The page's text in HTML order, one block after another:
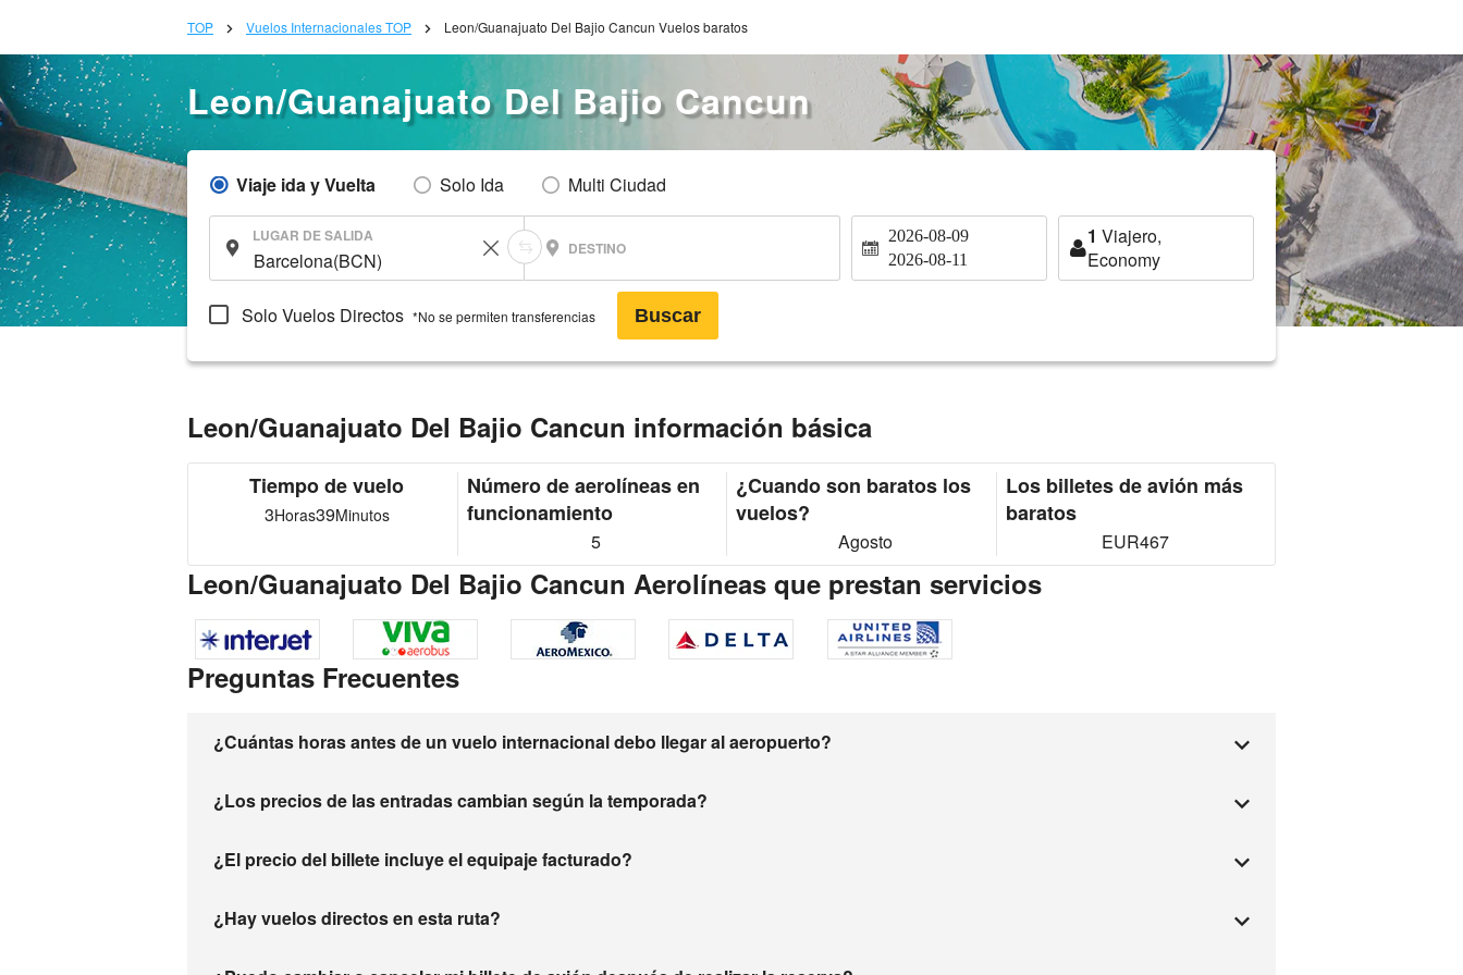
TOP Vuelos Internacionales TOP Leon/Guanajuato Del Bajio Cancun Vuelos baratos
Leon/Guanajuato Del Bajio Cancun
Viaje ida y Vuelta Solo Ida Multi Ciudad
LUGAR DE SALIDA
DESTINO
2026-08-09
2026-08-11
1 Viajero,
Economy
Solo Vuelos Directos *No se permiten transferencias Buscar
Leon/Guanajuato Del Bajio Cancun información básica
Tiempo de vuelo
3Horas39Minutos
Número de aerolíneas en
funcionamiento
5
¿Cuando son baratos los
vuelos?
Agosto
Los billetes de avión más
baratos
EUR467
Leon/Guanajuato Del Bajio Cancun Aerolíneas que prestan servicios
Preguntas Frecuentes
¿Cuántas horas antes de un vuelo internacional debo llegar al aeropuerto?
¿Los precios de las entradas cambian según la temporada?
¿El precio del billete incluye el equipaje facturado?
¿Hay vuelos directos en esta ruta?